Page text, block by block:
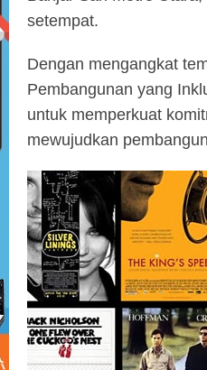
setempat.
Dengan mengangkat
Pembangunan yang
untuk memperkuat
mewujudkan